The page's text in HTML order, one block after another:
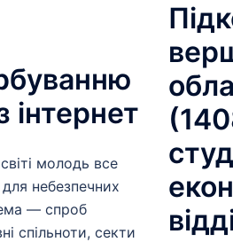
інтернет
молодь все
небезпечних
— спроб
спільноти, секти